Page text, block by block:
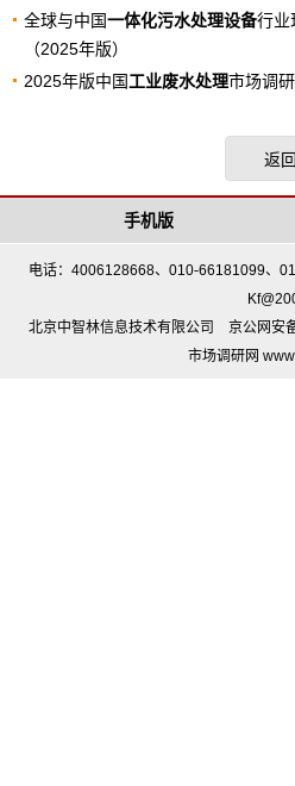
全球与中国一体化污水处理设备行业
（2025年版）
2025年版中国工业废水处理市场调
返
手机版
电话：4006128668、010-66181099
北京中智林信息技术有限公司 京公网安
市场调研网